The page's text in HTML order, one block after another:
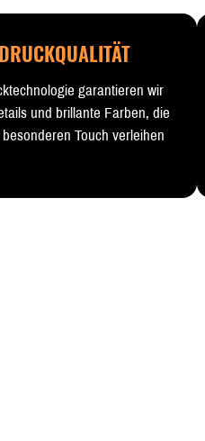
garantieren wir
und brillante Farben, die
Touch verleihen